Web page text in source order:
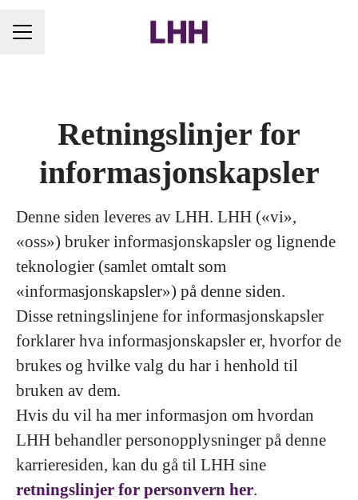
KARRIEREMENY
Retningslinjer for
informasjonskapsler
Denne siden leveres av LHH. LHH («vi»,
«oss») bruker informasjonskapsler og lignende
teknologier (samlet omtalt som
«informasjonskapsler») på denne siden.
Disse retningslinjene for informasjonskapsler
forklarer hva informasjonskapsler er, hvorfor de
brukes og hvilke valg du har i henhold til
bruken av dem.
Hvis du vil ha mer informasjon om hvordan
LHH behandler personopplysninger på denne
karrieresiden, kan du gå til LHH sine
retningslinjer for personvern her.